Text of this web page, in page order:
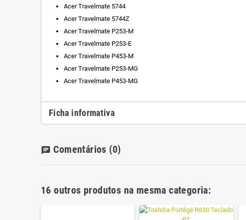
Acer Travelmate 5744
Acer Travelmate 5744Z
Acer Travelmate P253-M
Acer Travelmate P253-E
Acer Travelmate P453-M
Acer Travelmate P253-MG
Acer Travelmate P453-MG
Ficha informativa
chat Comentários (0)
16 outros produtos na mesma categoria: